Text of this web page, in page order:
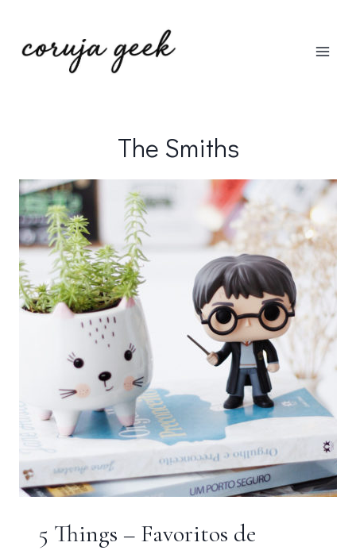
The Smiths
5 Things – Favoritos de